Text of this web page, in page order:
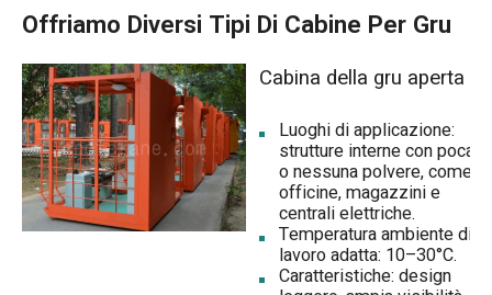
Offriamo Diversi Tipi Di Cabine Per Gru
Cabina della gru aperta
Luoghi di applicazione:
strutture interne con poca
o nessuna polvere, come
officine, magazzini e
centrali elettriche.
Temperatura ambiente di
lavoro adatta: 10–30°C.
Caratteristiche: design